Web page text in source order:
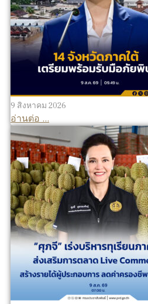
9 สิงหาคม 2026
อ่านต่อ ...